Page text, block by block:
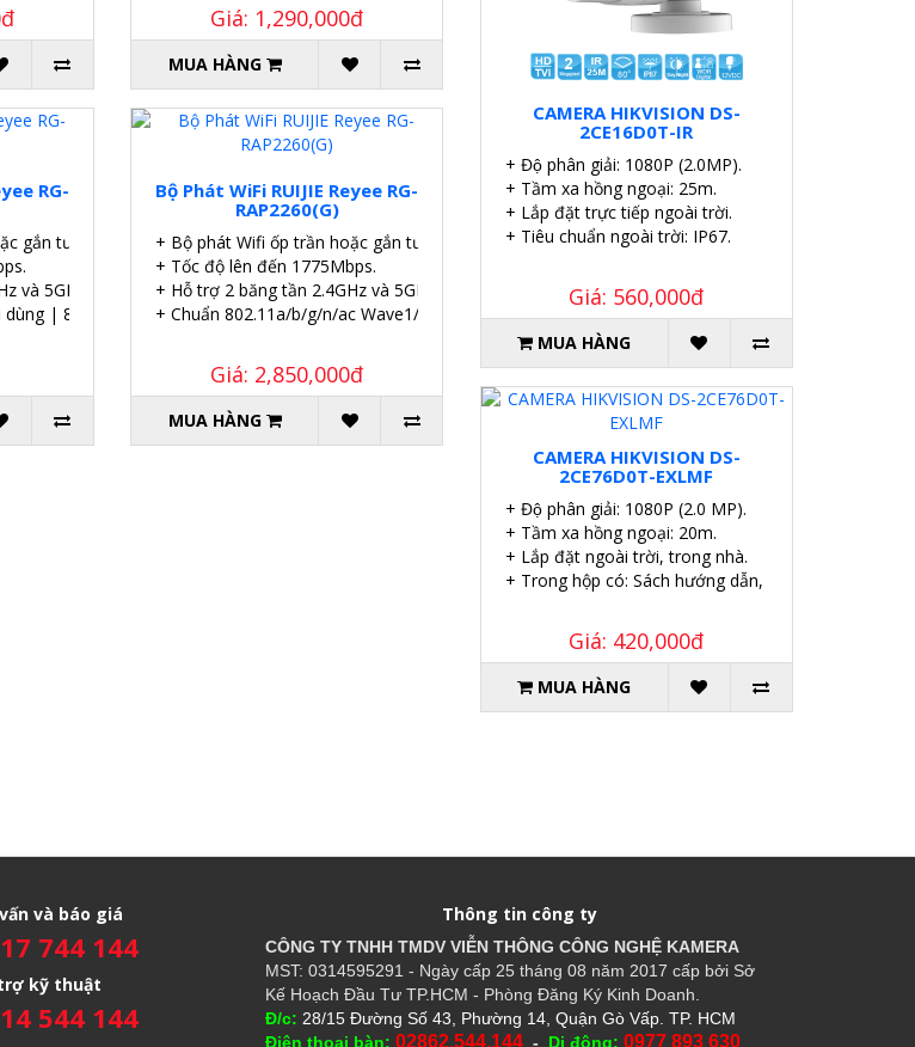
Giá: 1,290,000đ
MUA HÀNG
RG-
gắn tường.
và 5GHz.
| 8 SSID.
Bộ Phát WiFi RUIJIE Reyee RG-
RAP2260(G)
+ Bộ phát Wifi ốp trần hoặc gắn tường.
+ Tốc độ lên đến 1775Mbps.
+ Hỗ trợ 2 băng tần 2.4GHz và 5GHz.
+ Chuẩn 802.11a/b/g/n/ac Wave1/Wave2, MU-MIMO.
Giá: 2,850,000đ
MUA HÀNG
CAMERA HIKVISION DS-
2CE16D0T-IR
+ Độ phân giải: 1080P (2.0MP).
+ Tầm xa hồng ngoại: 25m.
+ Lắp đặt trực tiếp ngoài trời.
+ Tiêu chuẩn ngoài trời: IP67.
Giá: 560,000đ
MUA HÀNG
CAMERA HIKVISION DS-
2CE76D0T-EXLMF
+ Độ phân giải: 1080P (2.0 MP).
+ Tầm xa hồng ngoại: 20m.
+ Lắp đặt ngoài trời, trong nhà.
+ Trong hộp có: Sách hướng dẫn, Ốc vít tắc kê.
Giá: 420,000đ
MUA HÀNG
và báo giá
744 144
kỹ thuật
544 144
Thông tin công ty
CÔNG TY TNHH TMDV VIỄN THÔNG CÔNG NGHỆ KAMERA
MST: 0314595291 - Ngày cấp 25 tháng 08 năm 2017 cấp bởi Sở
Kế Hoạch Đầu Tư TP.HCM - Phòng Đăng Ký Kinh Doanh.
Đ/c: 28/15 Đường Số 43, Phường 14, Quận Gò Vấp. TP. HCM
Điện thoại bàn: 02862.544.144 - Di động: 0977 893 630